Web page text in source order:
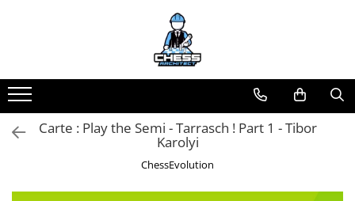
Materiale Șahiste
Accesorii
Accesorii tabla
Carte : Play the Semi - Tarrasch ! Part 1 - Tibor
Karolyi
ChessEvolution